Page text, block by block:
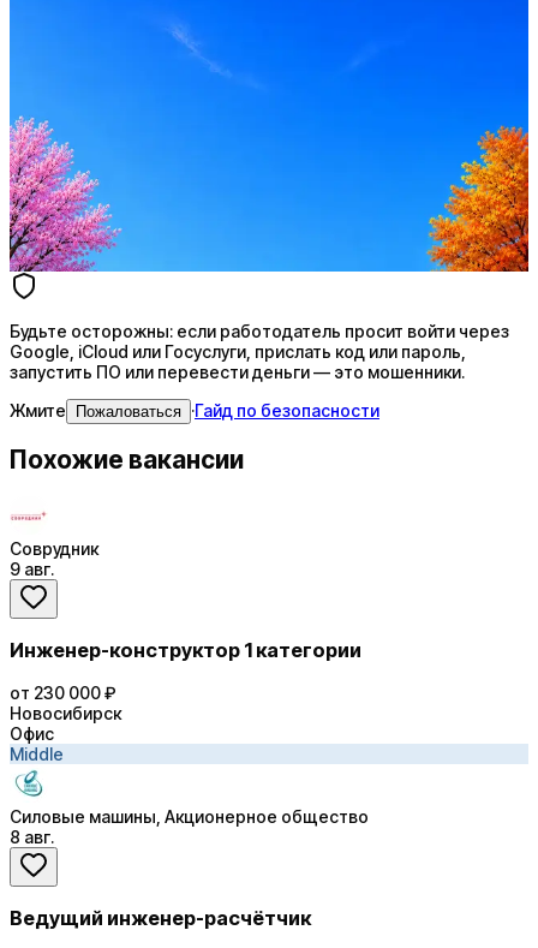
Стратегия поиска с AI: рынки, позиции, вилка, каналы
Будьте осторожны: если работодатель просит войти через
Google, iCloud или Госуслуги, прислать код или пароль,
запустить ПО или перевести деньги — это мошенники.
Жмите
Пожаловаться ·Гайд по безопасности
Похожие вакансии
Соврудник
9 авг.
Инженер-конструктор 1 категории
от 230 000 ₽
Новосибирск
Офис
Middle
Силовые машины, Акционерное общество
8 авг.
Ведущий инженер-расчётчик